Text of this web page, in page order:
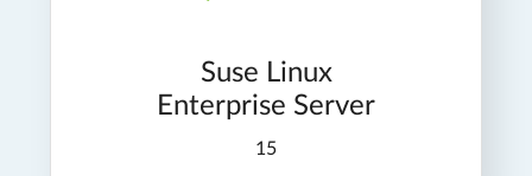
Suse Linux
Enterprise Server
15